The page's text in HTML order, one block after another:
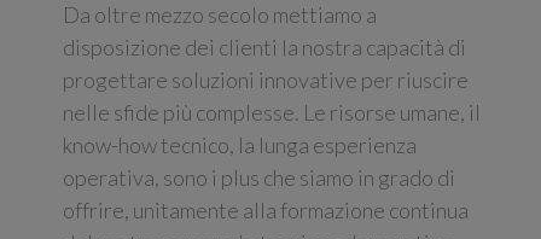
Da oltre mezzo secolo mettiamo a
disposizione dei clienti la nostra capacità di
progettare soluzioni innovative per riuscire
nelle sfide più complesse. Le risorse umane, il
know-how tecnico, la lunga esperienza
operativa, sono i plus che siamo in grado di
offrire, unitamente alla formazione continua